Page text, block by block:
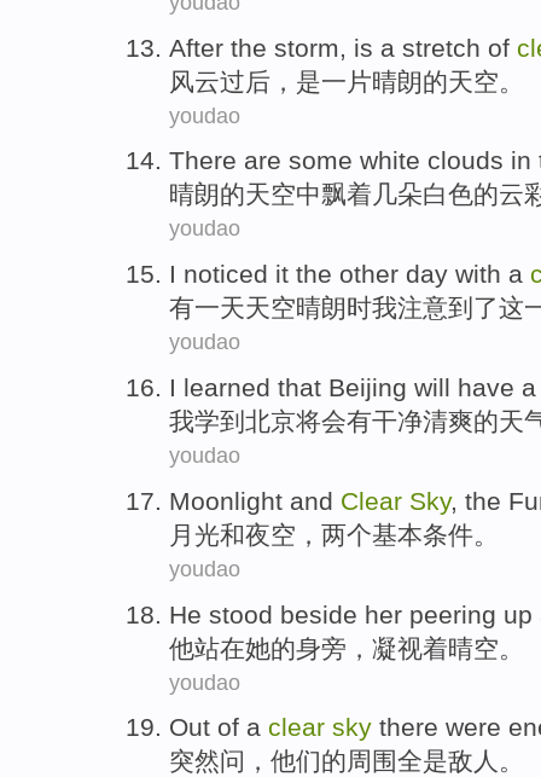
After the storm is a stretch of
风云过后 ， 是一 片晴朗的天空 。
youdao
There are some white clouds in
晴朗的天空中飘着 几朵白色的云
youdao
I noticed it the other day with a
有一天天空晴朗时我注意到了这
youdao
I learned that Beijing will have a
我学到 北京将会有干净清爽的天
youdao
Moonlight and Clear Sky, the
月光和夜空 ， 两个基本条件。
youdao
He stood beside her peering up
他站在她的身旁 ， 凝视着晴空 。
youdao
Out of a clear sky there were
突然问， 他们的周围全是敌人 。